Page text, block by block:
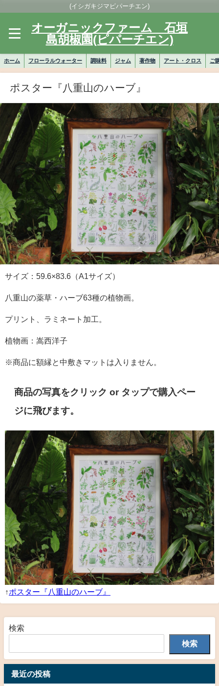
(イシガキジマピパーチエン)
オーガニックファーム 石垣
島胡椒園(ピパーチエン)
ホーム フローラルウォーター 調味料 ジャム 著作物 アート・クロス ご
ポスター『八重山のハーブ』
サイズ：59.6×83.6（A1サイズ）
八重山の薬草・ハーブ63種の植物画。
プリント、ラミネート加工。
植物画：嵩西洋子
※商品に額縁と中敷きマットは入りません。
商品の写真をクリック or タップで購入ペー
ジに飛びます。
↑ポスター『八重山のハーブ』
検索
検索
最近の投稿